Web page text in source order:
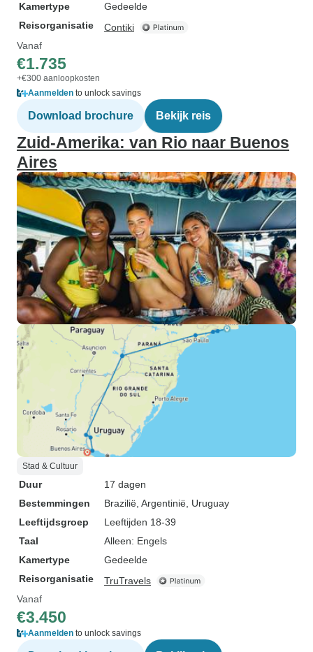
Kamertype
Gedeelde
Reisorganisatie
Contiki
Vanaf
€1.735
+€300 aanloopkosten
Aanmelden to unlock savings
Download brochure Bekijk reis
Zuid-Amerika: van Rio naar Buenos
Aires
Stad & Cultuur
Duur
17 dagen
Bestemmingen
Brazilië , Argentinië , Uruguay
Leeftijdsgroep
Leeftijden 18-39
Taal
Alleen: Engels
Kamertype
Gedeelde
Reisorganisatie
TruTravels
Vanaf
€3.450
Aanmelden to unlock savings